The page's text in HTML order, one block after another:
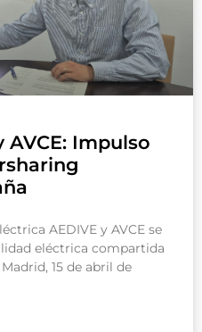
AVCE: Impulso
AEDIVE y AVCE se
eléctrica compartida
15 de abril de